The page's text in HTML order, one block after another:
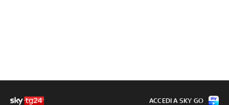
ACCEDI A SKY GO